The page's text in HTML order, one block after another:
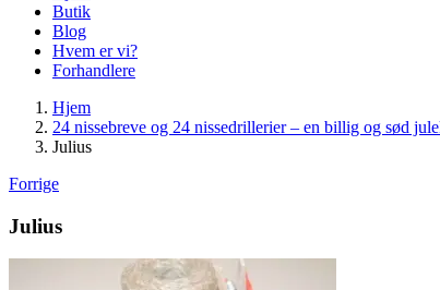
Butik
Blog
Hvem er vi?
Forhandlere
Hjem
24 nissebreve og 24 nissedrillerier – en billig og sød
Julius
Forrige
Julius